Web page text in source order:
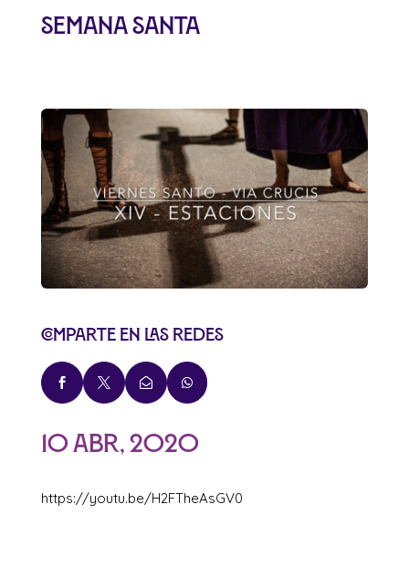
Semana Santa
Comparte en las redes
   
10 Abr, 2020
https://youtu.be/H2FTheAsGV0